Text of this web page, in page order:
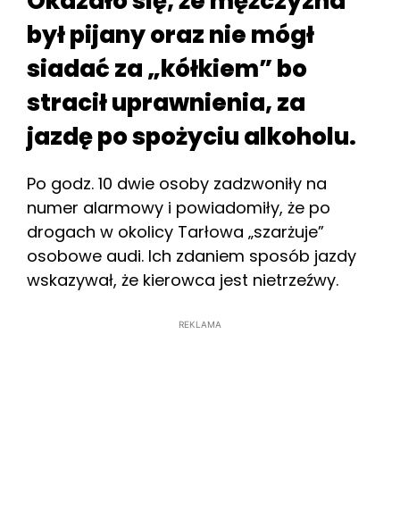
był pijany oraz nie mógł
siadać za „kółkiem” bo
stracił uprawnienia, za
jazdę po spożyciu alkoholu.
Po godz. 10 dwie osoby zadzwoniły na
numer alarmowy i powiadomiły, że po
drogach w okolicy Tarłowa „szarżuje”
osobowe audi. Ich zdaniem sposób jazdy
wskazywał, że kierowca jest nietrzeźwy.
REKLAMA